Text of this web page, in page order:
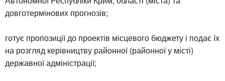
довготермінових прогнозів;
готує пропозиції до проектів місцевого бюджету і подає їх
на розгляд керівництву районної (районної у місті)
державної адміністрації;